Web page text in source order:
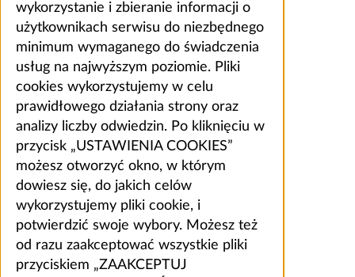
wykorzystanie i zbieranie informacji o
użytkownikach serwisu do niezbędnego
minimum wymaganego do świadczenia
usług na najwyższym poziomie. Pliki
cookies wykorzystujemy w celu
prawidłowego działania strony oraz
analizy liczby odwiedzin. Po kliknięciu w
przycisk „USTAWIENIA COOKIES”
możesz otworzyć okno, w którym
dowiesz się, do jakich celów
wykorzystujemy pliki cookie, i
potwierdzić swoje wybory. Możesz też
od razu zaakceptować wszystkie pliki
przyciskiem „ZAAKCEPTUJ